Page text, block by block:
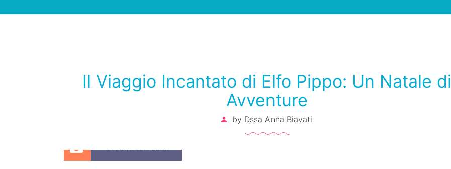
Il Viaggio Incantato di Elfo Pippo: Un Natale di
Avventure
by Dssa Anna Biavati
1 Dicembre 2024